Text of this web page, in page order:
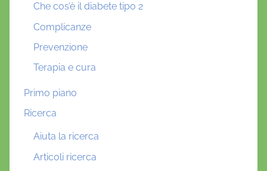
Che cos’è il diabete tipo 2
Complicanze
Prevenzione
Terapia e cura
Primo piano
Ricerca
Aiuta la ricerca
Articoli ricerca